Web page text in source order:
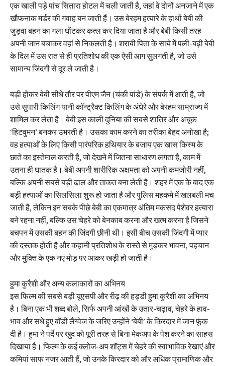
एक खाली पड़े पांच सितारा होटल में चली जाती है, जहां वे दोनों अनजाने में एक
खौफनाक मर्डर की गवाह बन जाती हैं। उस बेरहम हत्यारे के हाथों बेबी की
जुड़वा बहन का गला घोंटकर कत्ल कर दिया जाता है और बेबी किसी तरह
अपनी जान बचाकर वहां से निकलती है। शराबी पिता के साये में पली-बढ़ी बेबी
के दिल में उस रात से ही प्रतिशोध की एक ऐसी आग सुलगती है, जो उसे
सामान्य जिंदगी से दूर ले जाती है।
बड़ी होकर बेबी सीधे तौर पर पीएम जैन (चंकी पांडे) के संपर्क में आती है, जो
उसे सुपारी किलिंग यानी कॉन्ट्रैक्ट किलिंग के अंधेरे और बेरहम साम्राज्य में
शामिल कर लेता है। बेबी इस काली दुनिया की सबसे शातिर और अचूक
‘हिटवुमन’ बनकर उभरती है। उसका काम करने का तरीका बेहद अनोखा है;
वह हत्याओं के लिए किसी पारंपरिक हथियार के बजाय एक खास किस्म के
छाते का इस्तेमाल करती है, जो देखने में जितना साधारण लगता है, काम में
उतना ही घातक है। बेबी अपनी शारीरिक अक्षमता को अपनी कमजोरी नहीं,
बल्कि अपनी सबसे बड़ी ढाल और ताकत बना लेती है। शहर में एक के बाद एक
बड़ी हत्याओं का सिलसिला शुरू हो जाता है और पुलिस महकमे में खलबली मच
जाती है, लेकिन इन सबके पीछे बेबी का एकमात्र अंतिम मकसद पेशेवर हत्यारा
बने रहना नहीं, बल्कि उस चेहरे को बेनकाब करना और खत्म करना है जिसने
बचपन में उसकी बहन की जिंदगी छीनी थी। इसी बीच उसकी जिंदगी में प्यार
की दस्तक होती है और कहानी प्रतिशोध के रास्ते से मुड़कर भावना, पहचान
और मुक्ति के एक नए मोड़ पर आकर खड़ी हो जाती है।
हुमा कुरैशी और अन्य कलाकारों का अभिनय
इस फिल्म की सबसे बड़ी यूएसपी और रीढ़ की हड्डी हुमा कुरैशी का अभिनय
है। बिना एक भी शब्द बोले, सिर्फ अपनी आंखों के उतार-चढ़ाव, चेहरे के हाव-
भाव और सधे हुए बॉडी लैंग्वेज के जरिए उन्होंने ‘बेबी’ के किरदार में जान फूंक
दी है। हुमा ने पर्दे पर खुद को पूरी तरह से बिना मेकअप के पेश करने का साहस
दिखाया है। फिल्म के कई क्लोज-अप शॉट्स में चेहरे की स्वाभाविक रेखाएं और
कमियां साफ नजर आती हैं, जो उनके किरदार को और अधिक प्रामाणिक और